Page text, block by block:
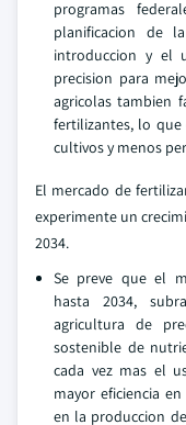
programas
planificacion de
introduccion y el
precision para
agricolas tambien
fertilizantes, lo
cultivos y menos
El mercado de
experimente un
2034.
Se preve que el
hasta 2034,
agricultura de
sostenible de
cada vez mas el
mayor eficiencia
en la produccion